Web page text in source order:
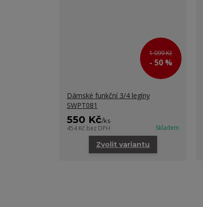
1 099 Kč
- 50 %
Dámské funkční 3/4 legíny
SWPT081
550 Kč/ks
454 Kč bez DPH Skladem
Zvolit variantu